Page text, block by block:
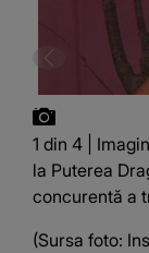
1 din 4 |
la Puterea
concurentă a
(Sursa foto: